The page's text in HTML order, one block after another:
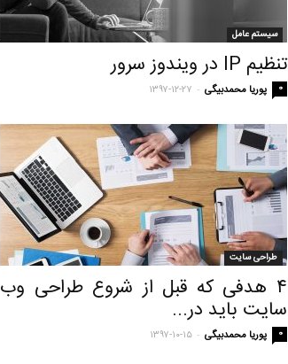
سیستم عامل
تنظیم IP در ویندوز سرور
پوریا محمدبیگی - ۱۳۹۷-۱۲-۲۷ 0
طراحی سایت
۴ هدفی که قبل از شروع طراحی وب
سایت باید در...
پوریا محمدبیگی - ۱۳۹۷-۱۰-۱۵ 0